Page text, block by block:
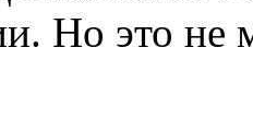
Но это не